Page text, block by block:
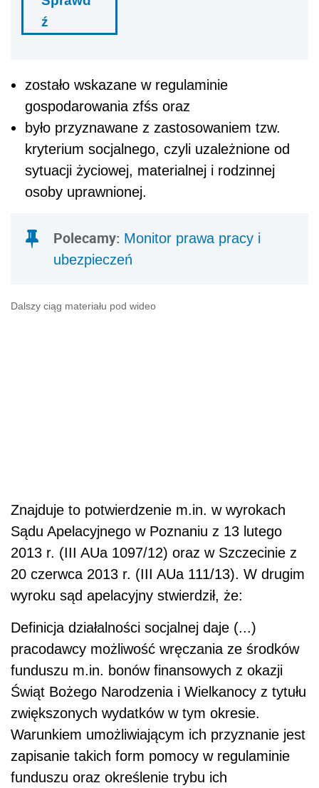
ź
zostało wskazane w regulaminie
gospodarowania zfśs oraz
było przyznawane z zastosowaniem tzw.
kryterium socjalnego, czyli uzależnione od
sytuacji życiowej, materialnej i rodzinnej
osoby uprawnionej.
Polecamy: Monitor prawa pracy i
ubezpieczeń
Dalszy ciąg materiału pod wideo
Znajduje to potwierdzenie m.in. w wyrokach
Sądu Apelacyjnego w Poznaniu z 13 lutego
2013 r. (III AUa 1097/12) oraz w Szczecinie z
20 czerwca 2013 r. (III AUa 111/13). W drugim
wyroku sąd apelacyjny stwierdził, że:
Definicja działalności socjalnej daje (...)
pracodawcy możliwość wręczania ze środków
funduszu m.in. bonów finansowych z okazji
Świąt Bożego Narodzenia i Wielkanocy z tytułu
zwiększonych wydatków w tym okresie.
Warunkiem umożliwiającym ich przyznanie jest
zapisanie takich form pomocy w regulaminie
funduszu oraz określenie trybu ich